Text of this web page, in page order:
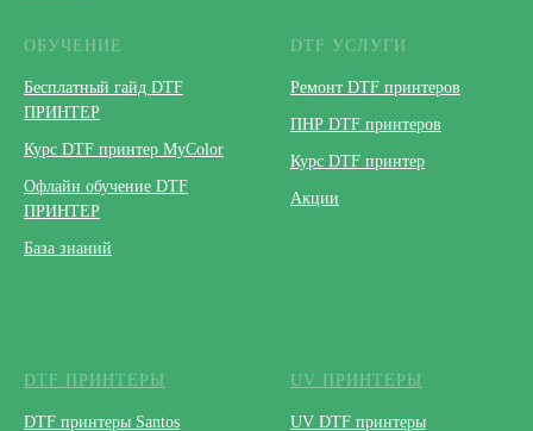
ОБУЧЕНИЕ
Бесплатный гайд DTF
ПРИНТЕР
Курс DTF принтер MyColor
Офлайн обучение DTF
ПРИНТЕР
База знаний
DTF УСЛУГИ
Ремонт DTF принтеров
ПНР DTF принтеров
Курс DTF принтер
Акции
DTF ПРИНТЕРЫ
DTF принтеры Santos
UV ПРИНТЕРЫ
UV DTF принтеры